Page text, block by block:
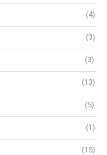
(4)
(3)
(3)
(13)
(5)
(1)
(15)